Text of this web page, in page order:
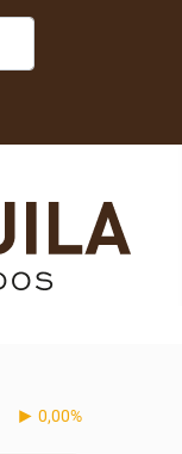
0,00%